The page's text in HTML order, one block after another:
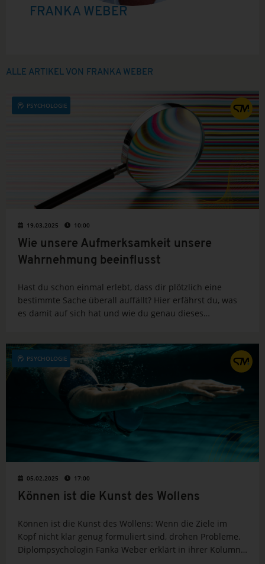
FRANKA WEBER
ALLE ARTIKEL VON FRANKA WEBER
PSYCHOLOGIE
19.03.2025 10:00
Wie unsere Aufmerksamkeit unsere
Wahrnehmung beeinflusst
Hast du schon einmal erlebt, dass dir plötzlich eine
bestimmte Sache überall auffällt? Hier erfährst du, was
es damit auf sich hat und wie du genau dieses
PSYCHOLOGIE
05.02.2025 17:00
Können ist die Kunst des Wollens
Können ist die Kunst des Wollens: Wenn die Ziele im
Kopf nicht klar genug formuliert sind, drohen Probleme.
Diplompsychologin Fanka Weber erklärt in ihrer Kolumne,